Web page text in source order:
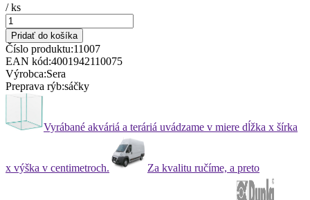
/ks
Pridať do košíka
Číslo produktu:11007
EAN kód:4001942110075
Výrobca:Sera
Preprava rýb:sáčky
Vyrábané akváriá a teráriá uvádzame v miere dĺžka x šírka
x výška v centimetroch. Za kvalitu ručíme, a preto